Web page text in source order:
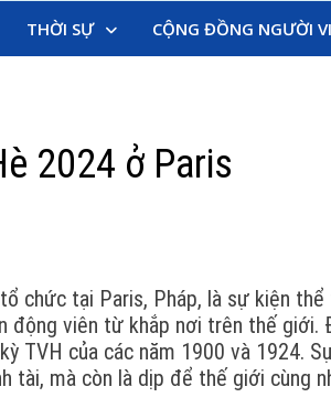
THỜI SỰ CỘNG ĐỒNG NGƯỜI
2024 ở Paris
chức tại Paris, Pháp, là sự kiện
động viên từ khắp nơi trên thế
TVH của các năm 1900 và 1924.
tài, mà còn là dịp để thế giới cùng